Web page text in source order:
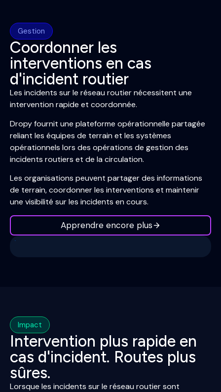
Gestion
Coordonner les
interventions en cas
d'incident routier
Les incidents sur le réseau routier nécessitent une
intervention rapide et coordonnée.
Dropy fournit une plateforme opérationnelle partagée
reliant les équipes de terrain et les systèmes
opérationnels lors des opérations de gestion des
incidents routiers et de la circulation.
Les organisations peuvent partager des informations
de terrain, coordonner les interventions et maintenir
une visibilité sur les incidents en cours.
Apprendre encore plus
Impact
Intervention plus rapide en
cas d'incident. Routes plus
sûres.
Lorsque les incidents sur le réseau routier sont